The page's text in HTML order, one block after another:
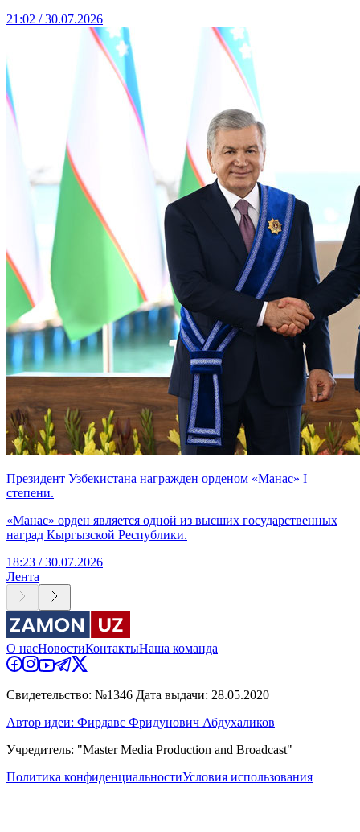
21:02 / 30.07.2026
Президент Узбекистана награжден орденом «Манас» I
степени.
«Манас» орден является одной из высших государственных
наград Кыргызской Республики.
18:23 / 30.07.2026
Лента
О насНовостиКонтактыНаша команда
Свидетельство: №1346 Дата выдачи: 28.05.2020
Автор идеи: Фирдавс Фридунович Абдухаликов
Учредитель: "Master Media Production and Broadcast"
Политика конфиденциальностиУсловия использования